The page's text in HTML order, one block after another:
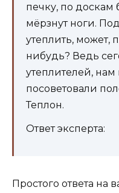
печку, по
мёрзнут ноги.
утеплить, может,
нибудь? Ведь
утеплителей, нам
посоветовали
Теплон.
Ответ эксперта:
Простого ответа на